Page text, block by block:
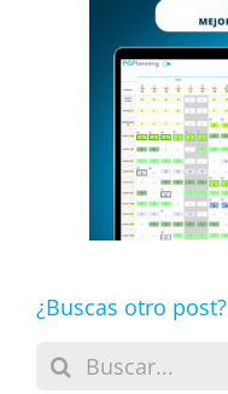
¿Buscas otro post?
Buscar: